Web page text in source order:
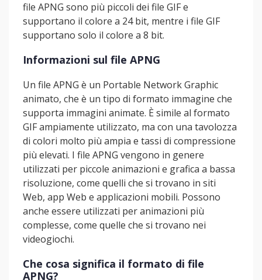
file APNG sono più piccoli dei file GIF e
supportano il colore a 24 bit, mentre i file GIF
supportano solo il colore a 8 bit.
Informazioni sul file APNG
Un file APNG è un Portable Network Graphic
animato, che è un tipo di formato immagine che
supporta immagini animate. È simile al formato
GIF ampiamente utilizzato, ma con una tavolozza
di colori molto più ampia e tassi di compressione
più elevati. I file APNG vengono in genere
utilizzati per piccole animazioni e grafica a bassa
risoluzione, come quelli che si trovano in siti
Web, app Web e applicazioni mobili. Possono
anche essere utilizzati per animazioni più
complesse, come quelle che si trovano nei
videogiochi.
Che cosa significa il formato di file
APNG?